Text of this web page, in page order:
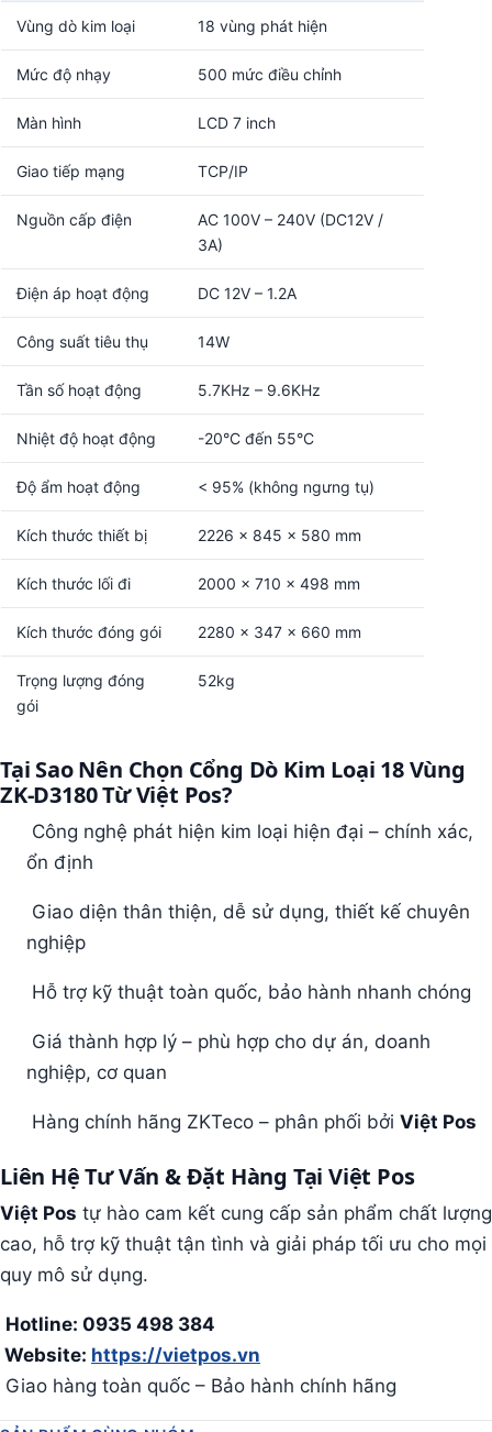
Vùng dò kim loại 18 vùng phát hiện
Mức độ nhạy 500 mức điều chỉnh
Màn hình LCD 7 inch
Giao tiếp mạng TCP/IP
Nguồn cấp điện
AC 100V – 240V (DC12V /
3A)
Điện áp hoạt động DC 12V – 1.2A
Công suất tiêu thụ 14W
Tần số hoạt động 5.7KHz – 9.6KHz
Nhiệt độ hoạt động -20°C đến 55°C
Độ ẩm hoạt động < 95% (không ngưng tụ)
Kích thước thiết bị 2226 x 845 x 580 mm
Kích thước lối đi 2000 x 710 x 498 mm
Kích thước đóng gói 2280 x 347 x 660 mm
Trọng lượng đóng
gói
52kg
Tại Sao Nên Chọn Cổng Dò Kim Loại 18 Vùng
ZK-D3180 Từ Việt Pos?
Công nghệ phát hiện kim loại hiện đại – chính xác,
ổn định
Giao diện thân thiện, dễ sử dụng, thiết kế chuyên
nghiệp
Hỗ trợ kỹ thuật toàn quốc, bảo hành nhanh chóng
Giá thành hợp lý – phù hợp cho dự án, doanh
nghiệp, cơ quan
Hàng chính hãng ZKTeco – phân phối bởi Việt Pos
Liên Hệ Tư Vấn & Đặt Hàng Tại Việt Pos
Việt Pos tự hào cam kết cung cấp sản phẩm chất lượng
cao, hỗ trợ kỹ thuật tận tình và giải pháp tối ưu cho mọi
quy mô sử dụng.
Hotline: 0935 498 384
Website: https://vietpos.vn
Giao hàng toàn quốc – Bảo hành chính hãng